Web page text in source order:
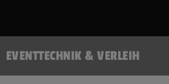
EVENTTECHNIK & VERLEIH